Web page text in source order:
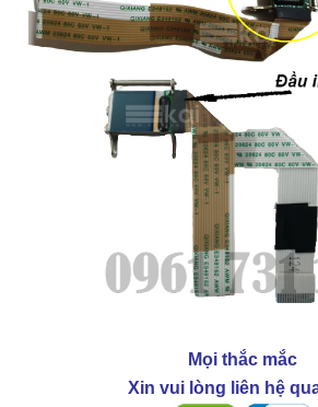
Mọi thắc mắc
Xin vui lòng liên hệ